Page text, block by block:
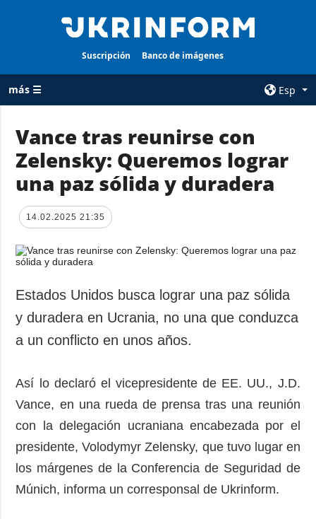
Suscripción Banco de imágenes
más ☰
Esp
TODAS LAS
CATEGORÍAS
Guerra
Reconstrucción
Política
Defensa
Sociedad y
Cultura
Crimen
Desastres y
emergencias
AGENCIA
sobre la agencia
privacidad y
protección de
ADICIONAL
Podcasts
Publicaciones
SERVICIOS
Suscripción
Banco de
Vance tras reunirse con
Zelensky: Queremos lograr
una paz sólida y duradera
14.02.2025 21:35
Estados Unidos busca lograr una paz sólida
y duradera en Ucrania, no una que conduzca
a un conflicto en unos años.
Así lo declaró el vicepresidente de EE. UU., J.D.
Vance, en una rueda de prensa tras una reunión
con la delegación ucraniana encabezada por el
presidente, Volodymyr Zelensky, que tuvo lugar en
los márgenes de la Conferencia de Seguridad de
Múnich, informa un corresponsal de Ukrinform.